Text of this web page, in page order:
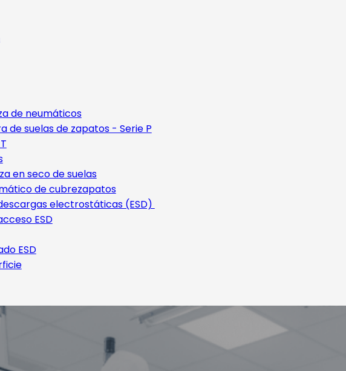
de neumáticos
de suelas de zapatos - Serie P
en seco de suelas
de cubrezapatos
electrostáticas (ESD)
ESD
ESD